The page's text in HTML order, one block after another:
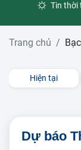
Tin thời
Trang chủ
Hiện tại
Dự báo